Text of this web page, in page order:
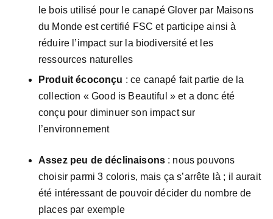
le bois utilisé pour le canapé Glover par Maisons
du Monde est certifié FSC et participe ainsi à
réduire l’impact sur la biodiversité et les
ressources naturelles
Produit écoconçu : ce canapé fait partie de la
collection « Good is Beautiful » et a donc été
conçu pour diminuer son impact sur
l’environnement
Assez peu de déclinaisons : nous pouvons
choisir parmi 3 coloris, mais ça s’arrête là ; il aurait
été intéressant de pouvoir décider du nombre de
places par exemple